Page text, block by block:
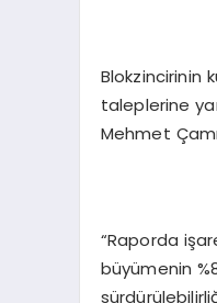
Blokzincirinin
taleplerine
Mehmet
“Raporda
büyümenin